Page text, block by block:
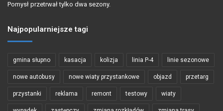
Pomysł przetrwał tylko dwa sezony.
Najpopularniejsze tagi
gmina słupno kasacja kolizja linia P-4 linie sezonowe
nowe autobusy nowe wiaty przystankowe objazd przetarg
przystanki reklama remont testowy wiaty